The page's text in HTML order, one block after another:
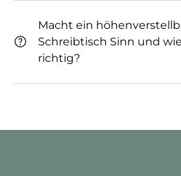
Macht ein
Schreibtisch Sinn und
richtig?